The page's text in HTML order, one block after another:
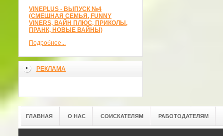
VINEPLUS - ВЫПУСК №4
(СМЕШНАЯ СЕМЬЯ, FUNNY
VINERS, ВАЙН ПЛЮС, ПРИКОЛЫ,
ПРАНК, НОВЫЕ ВАЙНЫ)
Подробнее...
РЕКЛАМА
ГЛАВНАЯ О НАС СОИСКАТЕЛЯМ РАБОТОДАТЕЛЯМ